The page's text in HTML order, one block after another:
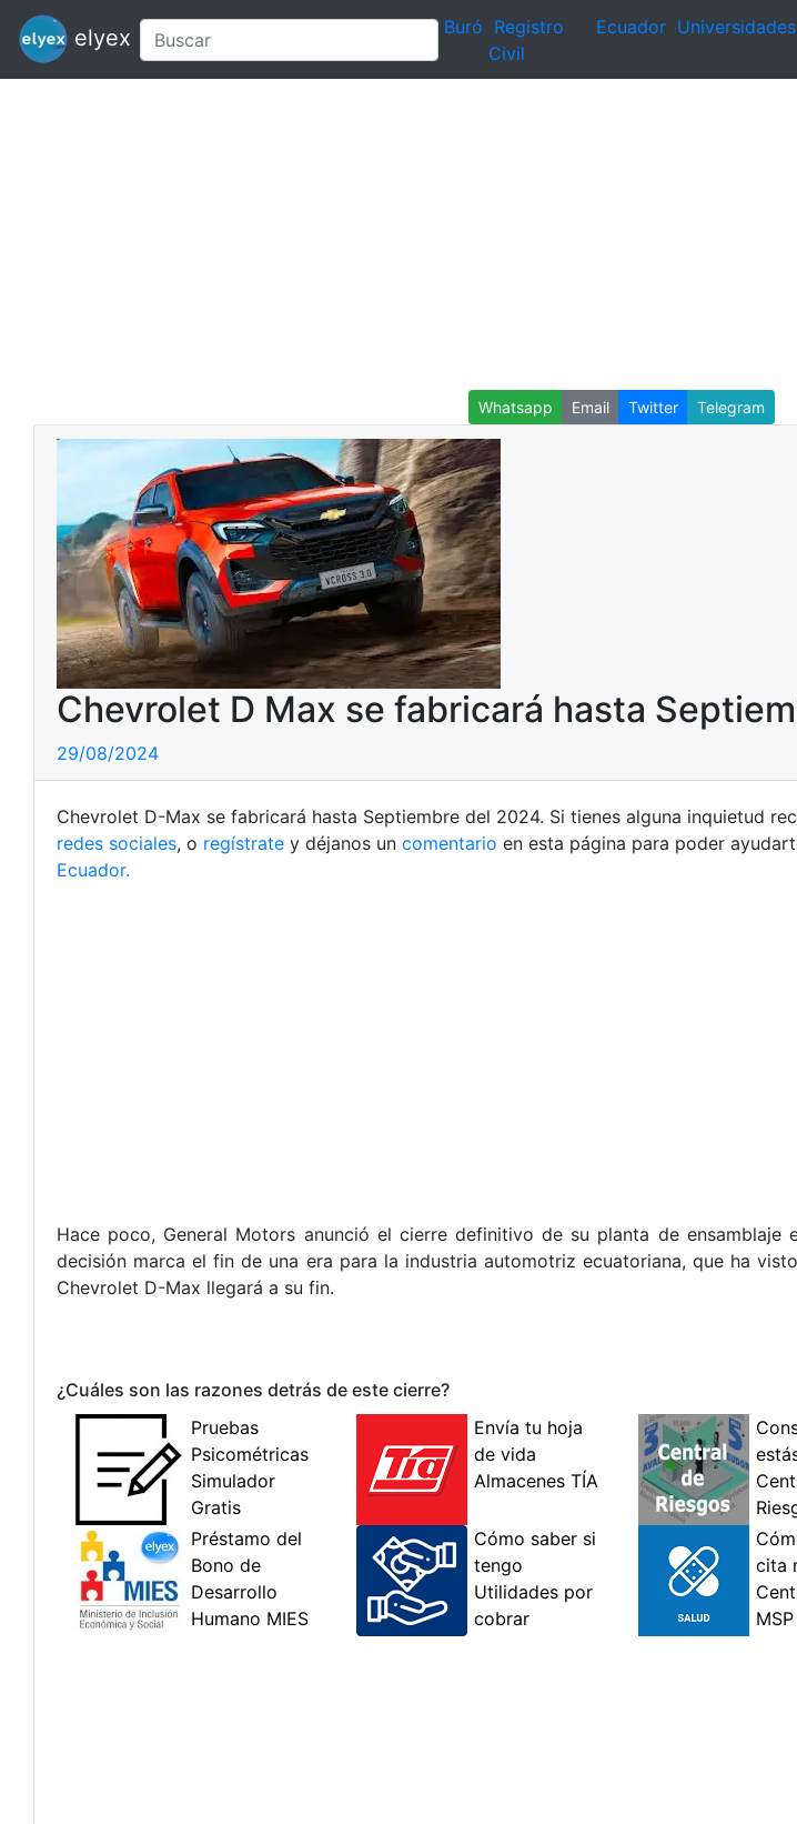
elyex Buró Registro
Civil
Ecuador Universidades
Whatsapp Email Twitter Telegram
Chevrolet D Max se fabricará hasta
29/08/2024
Chevrolet D-Max se fabricará hasta Septiembre del 2024. Si tienes alguna inquietud
redes sociales, o regístrate y déjanos un comentario en esta página para poder
Ecuador.
Hace poco, General Motors anunció el cierre definitivo de su planta de ensamblaje
decisión marca el fin de una era para la industria automotriz ecuatoriana, que ha
Chevrolet D-Max llegará a su fin.
¿Cuáles son las razones detrás de este cierre?